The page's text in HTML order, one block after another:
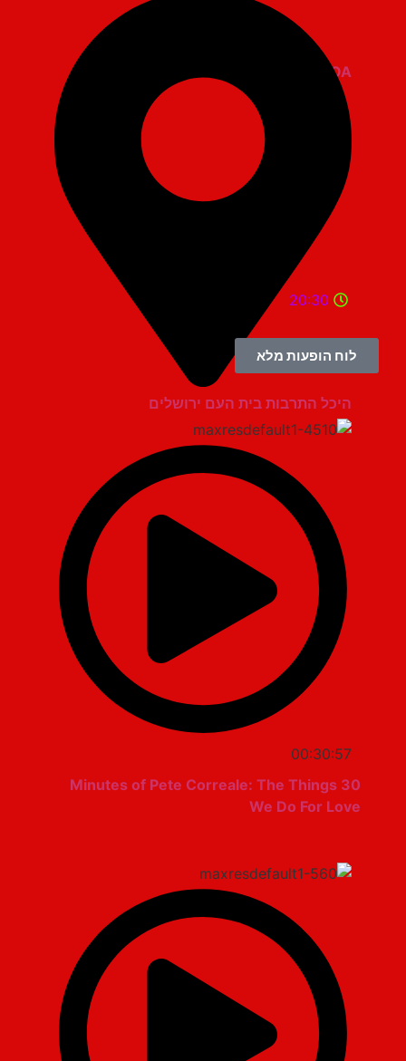
היכל התרבות בית העם ירושלים
20:30
לוח הופעות מלא
00:30:57
30 Minutes of Pete Correale: The Things
We Do For Love